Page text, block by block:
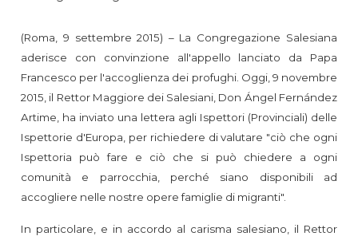
(Roma, 9 settembre 2015) – La Congregazione Salesiana
aderisce con convinzione all'appello lanciato da Papa
Francesco per l'accoglienza dei profughi. Oggi, 9 novembre
2015, il Rettor Maggiore dei Salesiani, Don Ángel Fernández
Artime, ha inviato una lettera agli Ispettori (Provinciali) delle
Ispettorie d'Europa, per richiedere di valutare "ciò che ogni
Ispettoria può fare e ciò che si può chiedere a ogni
comunità e parrocchia, perché siano disponibili ad
accogliere nelle nostre opere famiglie di migranti".
In particolare, e in accordo al carisma salesiano, il Rettor